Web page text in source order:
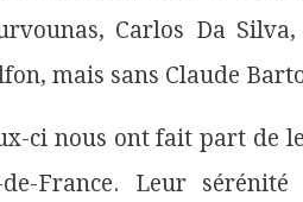
Carlos Da
mais sans Claude
ci nous ont fait part de
de-France. Leur